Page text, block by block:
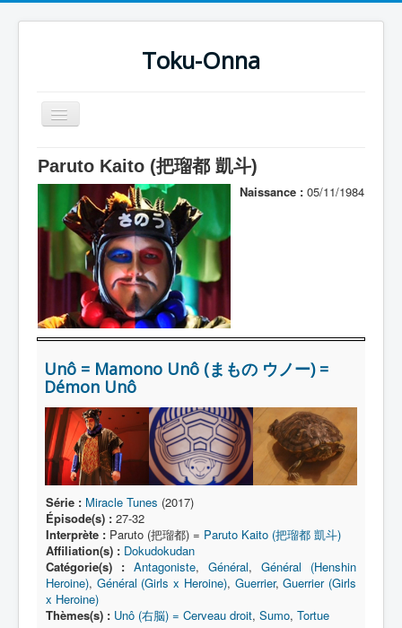
Toku-Onna
Basculer
la
Accueil
Toku-Actrices
Toku-Critiques
Séries
Films
COSAA
Dessins
Artiste Asperger
Série
Acteur
Équipe
Personnage
Transformation
Équipement
Mecha
Paruto Kaito (把瑠都 凱斗)
Naissance : 05/11/1984
Unô = Mamono Unô (まもの ウノー) =
Démon Unô
Série : Miracle Tunes (2017)
Épisode(s) : 27-32
Interprète : Paruto (把瑠都) = Paruto Kaito (把瑠都 凱斗)
Affiliation(s) : Dokudokudan
Catégorie(s) : Antagoniste, Général, Général (Henshin
Heroine), Général (Girls x Heroine), Guerrier,Guerrier (Girls
x Heroine)
Thèmes(s) : Unô (右脳) = Cerveau droit, Sumo, Tortue